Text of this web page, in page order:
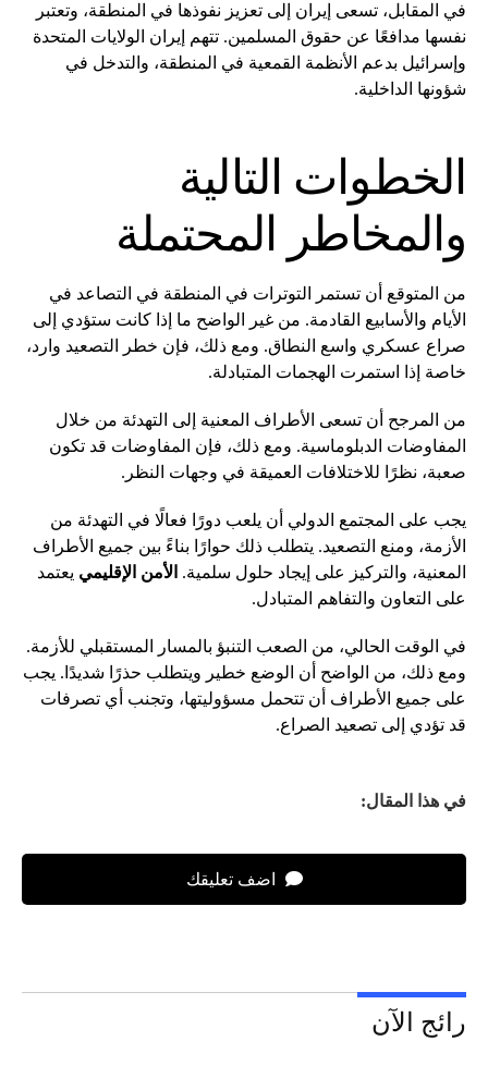
في المقابل، تسعى إيران إلى تعزيز نفوذها في المنطقة، وتعتبر
نفسها مدافعًا عن حقوق المسلمين. تتهم إيران الولايات المتحدة
وإسرائيل بدعم الأنظمة القمعية في المنطقة، والتدخل في
شؤونها الداخلية.
الخطوات التالية
والمخاطر المحتملة
من المتوقع أن تستمر التوترات في المنطقة في التصاعد في
الأيام والأسابيع القادمة. من غير الواضح ما إذا كانت ستؤدي إلى
صراع عسكري واسع النطاق. ومع ذلك، فإن خطر التصعيد وارد،
خاصة إذا استمرت الهجمات المتبادلة.
من المرجح أن تسعى الأطراف المعنية إلى التهدئة من خلال
المفاوضات الدبلوماسية. ومع ذلك، فإن المفاوضات قد تكون
صعبة، نظرًا للاختلافات العميقة في وجهات النظر.
يجب على المجتمع الدولي أن يلعب دورًا فعالًا في التهدئة من
الأزمة، ومنع التصعيد. يتطلب ذلك حوارًا بناءً بين جميع الأطراف
المعنية، والتركيز على إيجاد حلول سلمية. الأمن الإقليمي يعتمد
على التعاون والتفاهم المتبادل.
في الوقت الحالي، من الصعب التنبؤ بالمسار المستقبلي للأزمة.
ومع ذلك، من الواضح أن الوضع خطير ويتطلب حذرًا شديدًا. يجب
على جميع الأطراف أن تتحمل مسؤوليتها، وتجنب أي تصرفات
قد تؤدي إلى تصعيد الصراع.
في هذا المقال:
اضف تعليقك
رائج الآن